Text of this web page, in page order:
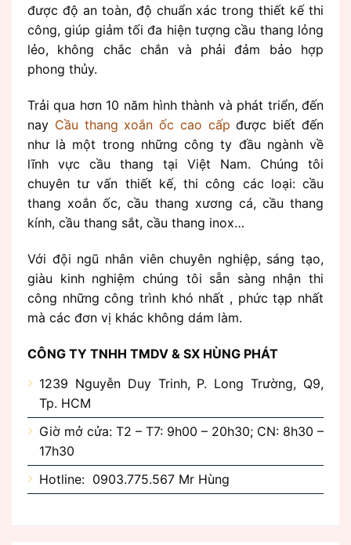
được độ an toàn, độ chuẩn xác trong thiết kế thi
công, giúp giảm tối đa hiện tượng cầu thang lỏng
lẻo, không chắc chắn và phải đảm bảo hợp
phong thủy.
Trải qua hơn 10 năm hình thành và phát triển, đến
nay Cầu thang xoắn ốc cao cấp được biết đến
như là một trong những công ty đầu ngành về
lĩnh vực cầu thang tại Việt Nam. Chúng tôi
chuyên tư vấn thiết kế, thi công các loại: cầu
thang xoắn ốc, cầu thang xương cá, cầu thang
kính, cầu thang sắt, cầu thang inox…
Với đội ngũ nhân viên chuyên nghiệp, sáng tạo,
giàu kinh nghiệm chúng tôi sẵn sàng nhận thi
công những công trình khó nhất , phức tạp nhất
mà các đơn vị khác không dám làm.
CÔNG TY TNHH TMDV & SX HÙNG PHÁT
1239 Nguyễn Duy Trinh, P. Long Trường, Q9,
Tp. HCM
Giờ mở cửa: T2 – T7: 9h00 – 20h30; CN: 8h30 –
17h30
Hotline: 0903.775.567 Mr Hùng